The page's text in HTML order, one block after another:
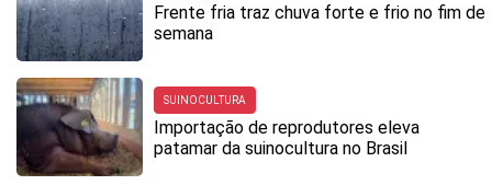
Frente fria traz chuva forte e frio no fim de
semana
SUINOCULTURA
Importação de reprodutores eleva
patamar da suinocultura no Brasil